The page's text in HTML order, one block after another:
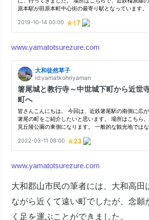
www.yamatotsurezure.com
www.yamatotsurezure.com
大和郡山市民の筆者には、大和高田
ながら近くて遠い町でしたが、念願
く足を運ぶことができました。